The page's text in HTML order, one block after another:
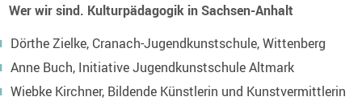
Wer wir sind. Kulturpädagogik in Sachsen-Anhalt
Dörthe Zielke, Cranach-Jugendkunstschule, Wittenberg
Anne Buch, Initiative Jugendkunstschule Altmark
Wiebke Kirchner, Bildende Künstlerin und Kunstvermittlerin